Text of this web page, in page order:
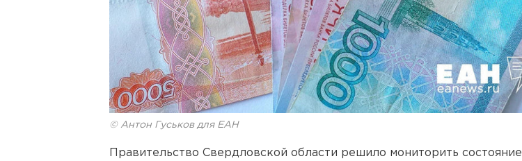
© Антон Гуськов для ЕАН
Правительство Свердловской области решило мониторить состояние